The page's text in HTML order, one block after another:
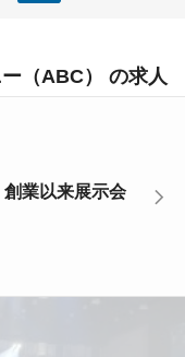
（ABC） の求人
業以来展示会